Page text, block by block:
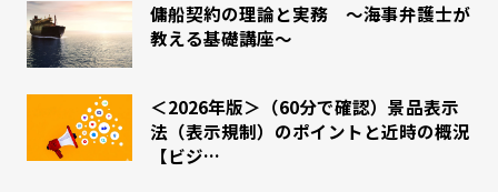
傭船契約の理論と実務 ～海事弁護士が
教える基礎講座～
＜2026年版＞（60分で確認）景品表示
法（表示規制）のポイントと近時の概況
【ビジ…